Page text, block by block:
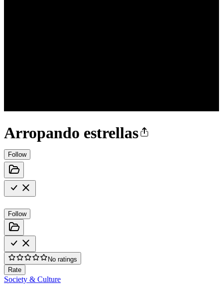
Arropando estrellas
Follow
Follow
No ratings
Rate
Society & Culture